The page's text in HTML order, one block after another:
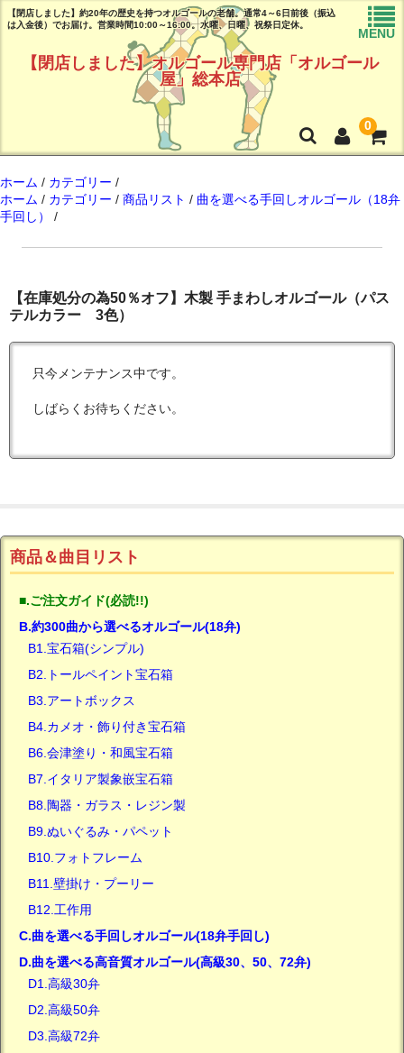
【閉店しました】約20年の歴史を持つオルゴールの老舗。通常4～6日前後（振込
は入金後）でお届け。営業時間10:00～16:00。水曜、日曜、祝祭日定休。
【閉店しました】オルゴール専門店「オルゴール
屋」総本店
0
MENU
トップページ
商品リスト
ご注文ガイド(必読!!)
よくある質問
ホーム / カテゴリー /
ホーム / カテゴリー / 商品リスト / 曲を選べる手回しオルゴール（18弁
手回し）
/
【在庫処分の為50％オフ】木製 手まわしオルゴール（パス
テルカラー 3色）
只今メンテナンス中です。
しばらくお待ちください。
商品＆曲目リスト
■.ご注文ガイド(必読!!)
B.約300曲から選べるオルゴール(18弁)
B1.宝石箱(シンプル)
B2.トールペイント宝石箱
B3.アートボックス
B4.カメオ・飾り付き宝石箱
B6.会津塗り・和風宝石箱
B7.イタリア製象嵌宝石箱
B8.陶器・ガラス・レジン製
B9.ぬいぐるみ・パペット
B10.フォトフレーム
B11.壁掛け・プーリー
B12.工作用
C.曲を選べる手回しオルゴール(18弁手回し)
D.曲を選べる高音質オルゴール(高級30、50、72弁)
D1.高級30弁
D2.高級50弁
D3.高級72弁